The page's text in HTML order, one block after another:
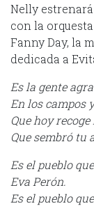
Nelly
con la
Fanny Day, la
dedicada a
Es la gente
En los campos
Que hoy
Que sembró tu
Es el pueblo
Eva Perón.
Es el pueblo